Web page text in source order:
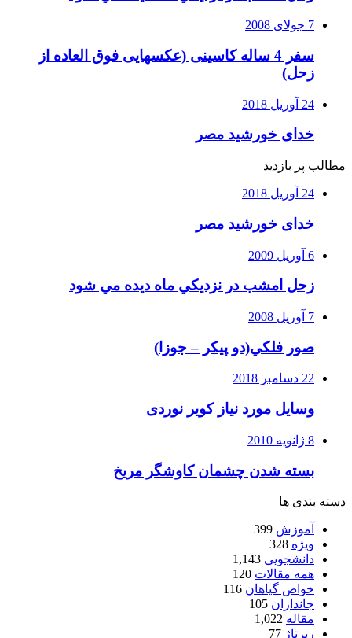
7 جولای 2008
سفر 4 ساله کاسینی (عکسهایی فوق العاده از
زحل)
24 آوریل 2018
خدای خورشید مصر
مطالب پر بازدید
24 آوریل 2018
خدای خورشید مصر
6 آوریل 2009
زحل امشب در نزديكي ماه ديده مي شود
7 آوریل 2008
صور فلكي(دو پیکر – جوزا)
22 دسامبر 2018
وسایل مورد نیاز کویر نوردی
8 ژانویه 2010
بسته شدن چشمان کاوشگر مريخ
دسته بندی ها
آموزش 399
ویژه 328
دانشجویی 1,143
همه مقالات 120
خواص گیاهان 116
جانداران 105
مقاله 1,022
رپرتاژ 77